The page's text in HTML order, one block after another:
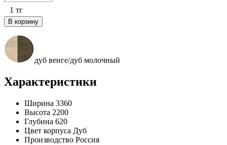
1 тг
В корзину
дуб венге/дуб молочный
Характеристики
Ширина 3360
Высота 2200
Глубина 620
Цвет корпуса Дуб
Производство Россия